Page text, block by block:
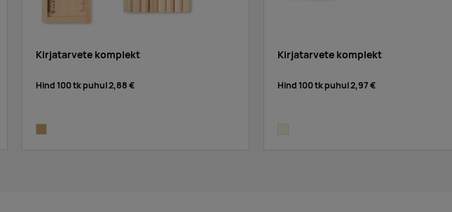
Kirjatarvete komplekt
Hind 100 tk puhul2,88 €
Kirjatarvete komplekt
Hind 100 tk puhul2,97 €